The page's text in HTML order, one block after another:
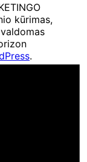
kūrimas,
.